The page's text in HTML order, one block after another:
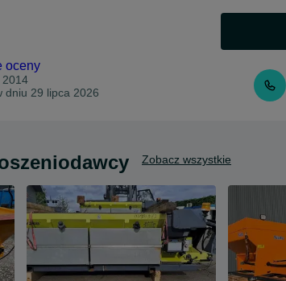
oceny
2014
dniu 29 lipca 2026
Zobacz wszystkie